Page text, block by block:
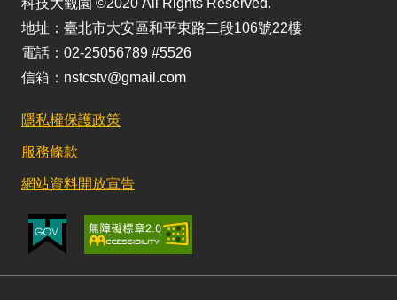
科技大觀園 ©2020 All Rights Reserved.
地址：臺北市大安區和平東路二段106號22樓
電話：02-25056789 #5526
信箱：nstcstv@gmail.com
隱私權保護政策
服務條款
網站資料開放宣告